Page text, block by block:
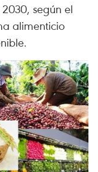
según el
alimenticio